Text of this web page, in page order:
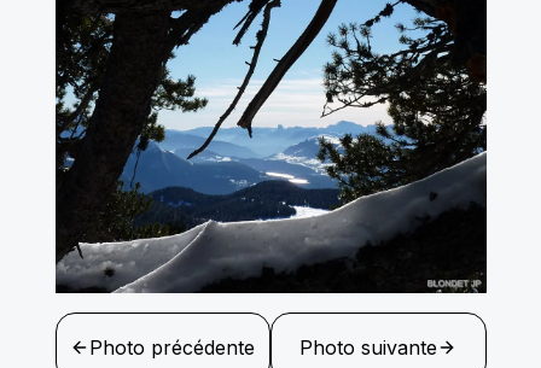
Photo précédente Photo suivante